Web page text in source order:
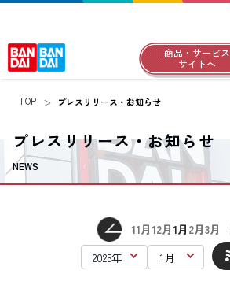
商品・サービス
サイトへ
TOP プレスリリース・お知らせ
プレスリリース・お知らせ
NEWS
11月 12月1月 2月3月